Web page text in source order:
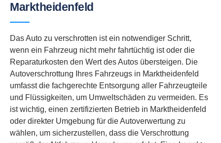
Marktheidenfeld
Das Auto zu verschrotten ist ein notwendiger Schritt,
wenn ein Fahrzeug nicht mehr fahrtüchtig ist oder die
Reparaturkosten den Wert des Autos übersteigen. Die
Autoverschrottung Ihres Fahrzeugs in Marktheidenfeld
umfasst die fachgerechte Entsorgung aller Fahrzeugteile
und Flüssigkeiten, um Umweltschäden zu vermeiden. Es
ist wichtig, einen zertifizierten Betrieb in Marktheidenfeld
oder direkter Umgebung für die Autoverwertung zu
wählen, um sicherzustellen, dass die Verschrottung